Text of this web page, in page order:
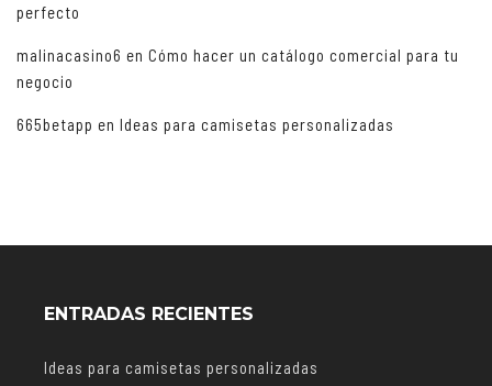
perfecto
malinacasino6 en Cómo hacer un catálogo comercial para tu
negocio
665betapp en Ideas para camisetas personalizadas
ENTRADAS RECIENTES
Ideas para camisetas personalizadas